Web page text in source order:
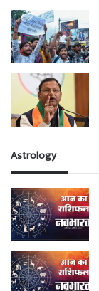
Astrology